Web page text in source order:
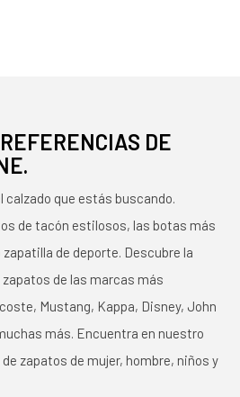
DE
calzado que estás buscando.
de tacón estilosos, las botas más
de deporte. Descubre la
de las marcas más
Mustang, Kappa, Disney, John
más. Encuentra en nuestro
zapatos de mujer, hombre, niños y